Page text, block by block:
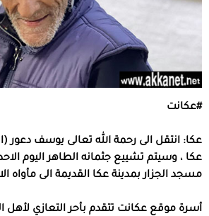
#عكانت
عكا: انتقل الى رحمة الله تعالى يوسف دعور
عكا ، وسيتم تشييع جثمانه الطاهر اليوم
مسجد الجزار بمدينة عكا القديمة الى مأواه
أسرة موقع عكانت تتقدم بأحر التعازي لأهل